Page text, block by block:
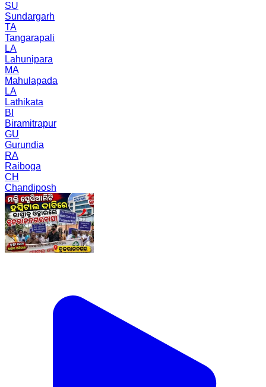
SU
Sundargarh
TA
Tangarapali
LA
Lahunipara
MA
Mahulapada
LA
Lathikata
BI
Biramitrapur
GU
Gurundia
RA
Raiboga
CH
Chandiposh